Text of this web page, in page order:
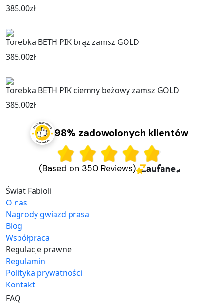
385.00zł
Torebka BETH PIK brąz zamsz GOLD
385.00zł
Torebka BETH PIK ciemny beżowy zamsz GOLD
385.00zł
98% zadowolonych klientów
(Based on 350 Reviews)
Świat Fabioli
O nas
Nagrody gwiazd prasa
Blog
Współpraca
Regulacje prawne
Regulamin
Polityka prywatności
Kontakt
FAQ